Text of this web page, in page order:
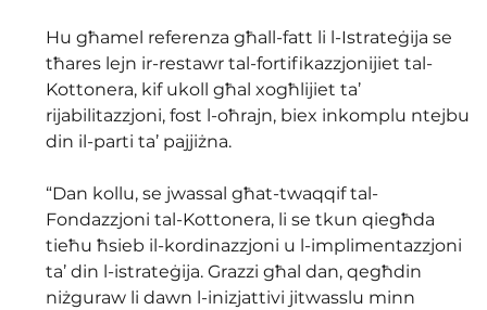
Hu għamel referenza għall-fatt li l-Istrateġija se
tħares lejn ir-restawr tal-fortifikazzjonijiet tal-
Kottonera, kif ukoll għal xogħlijiet ta’
rijabilitazzjoni, fost l-oħrajn, biex inkomplu ntejbu
din il-parti ta’ pajjiżna.
“Dan kollu, se jwassal għat-twaqqif tal-
Fondazzjoni tal-Kottonera, li se tkun qiegħda
tieħu ħsieb il-kordinazzjoni u l-implimentazzjoni
ta’ din l-istrateġija. Grazzi għal dan, qegħdin
niżguraw li dawn l-inizjattivi jitwasslu minn